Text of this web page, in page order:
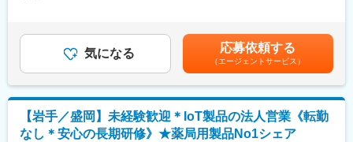
変更の範囲：会社の定める業務
◇海外の主たる出張先…アメリカ、韓国、台湾 等
◇出張期間…1回40～80日程（年3回程度）
◇装置立ち上げ、動作確認
◇顧客・TEL担当者との連携
◇現地メンバーとの協業
安の金額であり、選考を通じて上下する可能性があります。月給
(月額)は固定手当を含めた表記です。
気になる 応募依頼する
（エージェントサービス）
【岩手／盛岡】未経験歓迎＊IoT製品の法人営業《転勤
なし＊安心の長期研修》★薬局用製品No1シェア